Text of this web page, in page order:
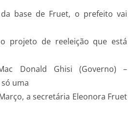
base de Fruet, o prefeito vai
projeto de reeleição que está
Donald Ghisi (Governo) –
uma
a secretária Eleonora Fruet